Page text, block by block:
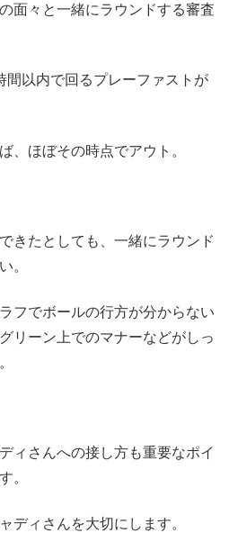
面々と一緒にラウンドする審査
間以内で回るプレーファストが
、ほぼその時点でアウト。
きたとしても、一緒にラウンド
。
フでボールの行方が分からない
リーン上でのマナーなどがしっ
ィさんへの接し方も重要なポイ
。
ディさんを大切にします。